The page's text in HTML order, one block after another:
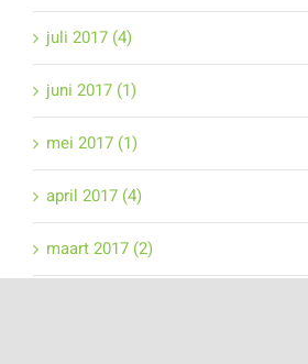
juli 2017 (4)
juni 2017 (1)
mei 2017 (1)
april 2017 (4)
maart 2017 (2)